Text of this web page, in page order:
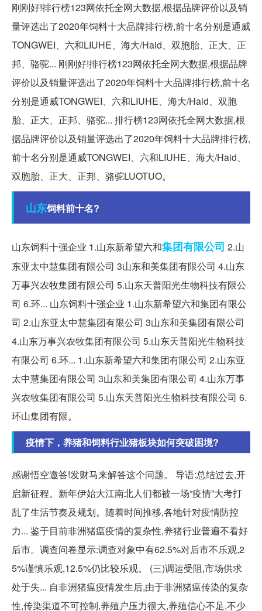
刚刚好!排行榜123网依托全网大数据,根据品牌评价以及销
量评选出了2020年饲料十大品牌排行榜,前十名分别是通威
TONGWEI、六和LIUHE、海大/Haid、双胞胎、正大、正
邦、骆驼... 刚刚好!排行榜123网依托全网大数据,根据品牌
评价以及销量评选出了2020年饲料十大品牌排行榜,前十名
分别是通威TONGWEI、六和LIUHE、海大/Haid、双胞
胎、正大、正邦、骆驼... 排行榜123网依托全网大数据,根
据品牌评价以及销量评选出了2020年饲料十大品牌排行榜,
前十名分别是通威TONGWEI、六和LIUHE、海大/Haid、
双胞胎、正大、正邦、骆驼LUOTUO。
山东饲料前十名?
山东饲料十强企业 1.山东新希望六和集团有限公司 2.山
东亚太中慧集团有限公司 3山东和美集团有限公司 4.山东
万事兴农牧集团有限公司 5.山东天普阳光生物科技有限公
司 6.环... 山东饲料十强企业 1.山东新希望六和集团有限公
司 2.山东亚太中慧集团有限公司 3山东和美集团有限公司
4.山东万事兴农牧集团有限公司 5.山东天普阳光生物科技
有限公司 6.环... 1.山东新希望六和集团有限公司 2.山东亚
太中慧集团有限公司 3山东和美集团有限公司 4.山东万事
兴农牧集团有限公司 5.山东天普阳光生物科技有限公司 6.
环山集团有限。
疫情下，养猪和饲料行业猪板块如何突破困境?
感谢悟空邀答!发财马来解答这个问题。 导语:总结过去,开
启新征程。新年伊始大江南北人们都被一场“疫情”大考打
乱了生活节奏及规划。随着时间推移,各地针对疫情防控
力... 鉴于目前非洲猪瘟疫情的复杂性,养猪行业普遍不看好
后市。调查问卷显示:调查对象中有62.5%对后市不乐观,2
5%谨慎乐观,12.5%仍比较乐观。 (三)调运受阻,市场供求
处于失... 自非洲猪瘟疫情发生后,由于非洲猪瘟传染的复杂
性,传染渠道不可控制,养殖户压力很大,养殖信心不足,不少